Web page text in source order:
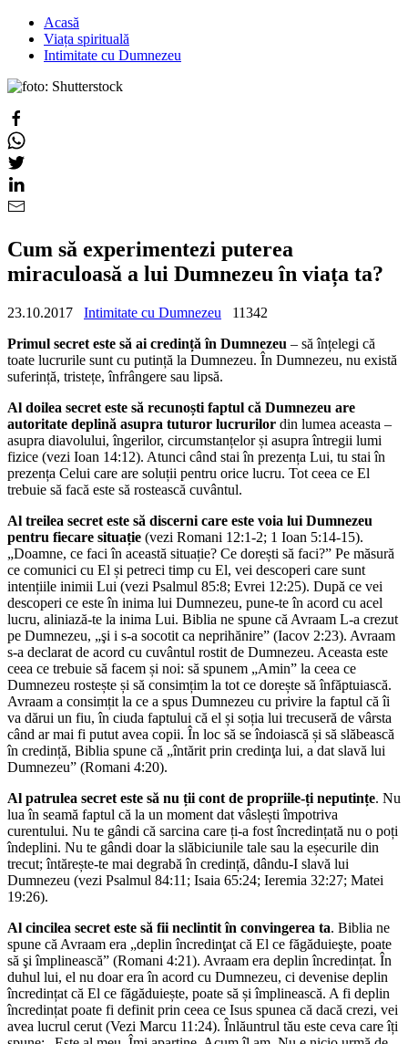
Acasă
Viața spirituală
Intimitate cu Dumnezeu
Cum să experimentezi puterea
miraculoasă a lui Dumnezeu în viața ta?
23.10.2017 Intimitate cu Dumnezeu
11342
Primul secret este să ai credință în Dumnezeu – să înțelegi că
toate lucrurile sunt cu putință la Dumnezeu. În Dumnezeu, nu există
suferință, tristețe, înfrângere sau lipsă.
Al doilea secret este să recunoști faptul că Dumnezeu are
autoritate deplină asupra tuturor lucrurilor din lumea aceasta –
asupra diavolului, îngerilor, circumstanțelor și asupra întregii lumi
fizice (vezi Ioan 14:12). Atunci când stai în prezența Lui, tu stai în
prezența Celui care are soluții pentru orice lucru. Tot ceea ce El
trebuie să facă este să rostească cuvântul.
Al treilea secret este să discerni care este voia lui Dumnezeu
pentru fiecare situație (vezi Romani 12:1-2; 1 Ioan 5:14-15).
„Doamne, ce faci în această situație? Ce dorești să faci?” Pe măsură
ce comunici cu El și petreci timp cu El, vei descoperi care sunt
intențiile inimii Lui (vezi Psalmul 85:8; Evrei 12:25). După ce vei
descoperi ce este în inima lui Dumnezeu, pune-te în acord cu acel
lucru, aliniază-te la inima Lui. Biblia ne spune că Avraam L-a crezut
pe Dumnezeu, „şi i s-a socotit ca neprihănire” (Iacov 2:23). Avraam
s-a declarat de acord cu cuvântul rostit de Dumnezeu. Aceasta este
ceea ce trebuie să facem și noi: să spunem „Amin” la ceea ce
Dumnezeu rostește și să consimțim la tot ce dorește să înfăptuiască.
Avraam a consimțit la ce a spus Dumnezeu cu privire la faptul că îi
va dărui un fiu, în ciuda faptului că el și soția lui trecuseră de vârsta
când ar mai fi putut avea copii. În loc să se îndoiască și să slăbească
în credință, Biblia spune că „întărit prin credinţa lui, a dat slavă lui
Dumnezeu” (Romani 4:20).
Al patrulea secret este să nu ții cont de propriile-ți neputințe. Nu
lua în seamă faptul că la un moment dat vâslești împotriva
curentului. Nu te gândi că sarcina care ți-a fost încredințată nu o poți
îndeplini. Nu te gândi doar la slăbiciunile tale sau la eșecurile din
trecut; întărește-te mai degrabă în credință, dându-I slavă lui
Dumnezeu (vezi Psalmul 84:11; Isaia 65:24; Ieremia 32:27; Matei
19:26).
Al cincilea secret este să fii neclintit în convingerea ta. Biblia ne
spune că Avraam era „deplin încredinţat că El ce făgăduieşte, poate
să şi împlinească” (Romani 4:21). Avraam era deplin încredințat. În
duhul lui, el nu doar era în acord cu Dumnezeu, ci devenise deplin
încredințat că El ce făgăduiește, poate să și împlinească. A fi deplin
încredințat poate fi definit prin ceea ce Isus spunea că dacă crezi, vei
avea lucrul cerut (Vezi Marcu 11:24). Înlăuntrul tău este ceva care îți